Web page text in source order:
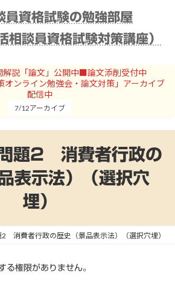
員資格試験の勉強部屋
談員資格試験対策講座）
説「論文」公開中■論文添削受付中
ンライン勉強会・論文対策」アーカイブ
配信中
7/12アーカイブ
題2 消費者行政の
表示法）（選択穴
埋）
消費者行政の歴史（景品表示法）（選択穴埋）
る権限がありません。